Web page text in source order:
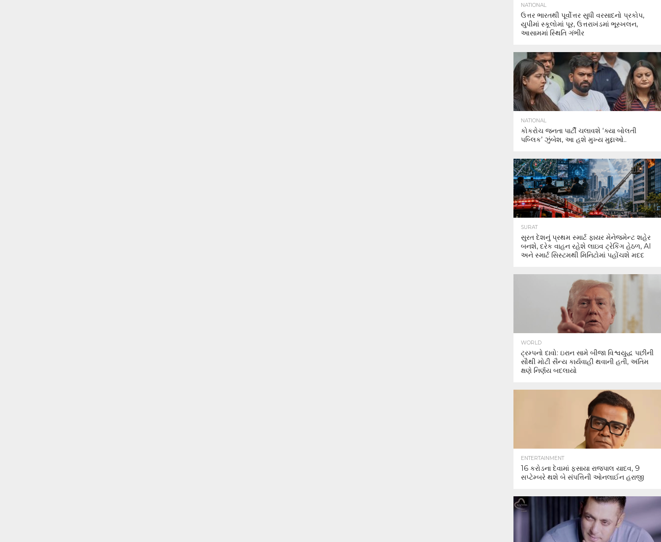
NATIONAL
ઉત્તર ભારતથી પૂર્વોત્તર સુધી વરસાદનો પ્રકોપ,
યુપીમાં સ્કૂલોમાં પૂર, ઉત્તરાખંડમાં ભૂસ્ખલન,
આસામમાં સ્થિતિ ગંભીર
NATIONAL
કોકરોચ જનતા પાર્ટી ચલાવશે ‘ક્યા બોલતી
પબ્લિક’ ઝુંબેશ, આ હશે મુખ્ય મુદ્દાઓ..
SURAT
સુરત દેશનું પ્રથમ સ્માર્ટ ફાયર મેનેજમેન્ટ શહેર
બનશે, દરેક વાહન રહેશે લાઇવ ટ્રેકિંગ હેઠળ, AI
અને સ્માર્ટ સિસ્ટમથી મિનિટોમાં પહોંચશે મદદ
WORLD
ટ્રમ્પનો દાવો: ઇરાન સામે બીજા વિશ્વયુદ્ધ પછીની
સૌથી મોટી સૈન્ય કાર્યવાહી થવાની હતી, અંતિમ
ક્ષણે નિર્ણય બદલાયો
ENTERTAINMENT
16 કરોડના દેવામાં ફસાયા રાજપાલ યાદવ, 9
સપ્ટેમ્બરે થશે બે સંપત્તિની ઓનલાઈન હરાજી